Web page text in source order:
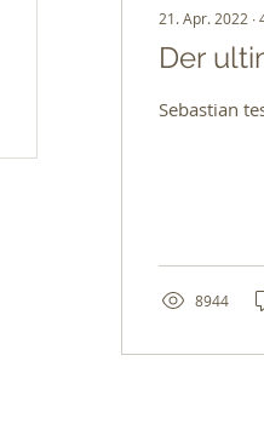
21. Apr. 2022 ∙
Der
Sebastian
8944